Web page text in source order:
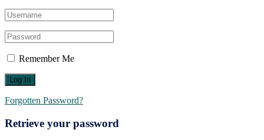
Remember Me
Forgotten Password?
Retrieve your password